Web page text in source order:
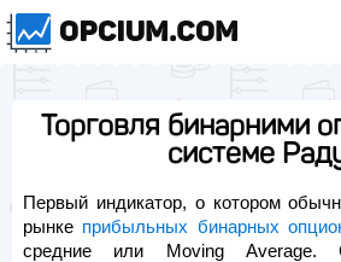
Торговля бинарними
системе
Первый индикатор, о котором
рынке прибыльных бинарных
средние или Moving Average.